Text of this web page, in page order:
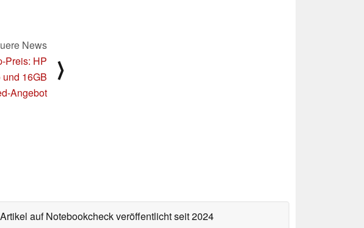
News
Preis: HP
16GB
Angebot
⟩
auf Notebookcheck veröffentlichtseit 2024